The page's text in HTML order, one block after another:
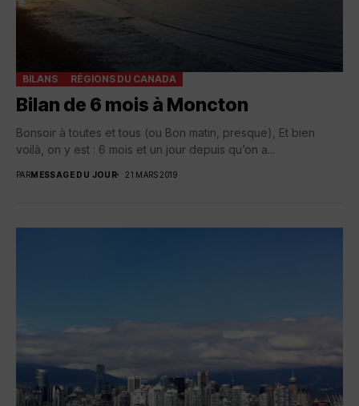
BILANS RÉGIONS DU CANADA
Bilan de 6 mois à Moncton
Bonsoir à toutes et tous (ou Bon matin, presque), Et bien
voilà, on y est : 6 mois et un jour depuis qu’on a...
PARMESSAGE DU JOUR 21 MARS 2019